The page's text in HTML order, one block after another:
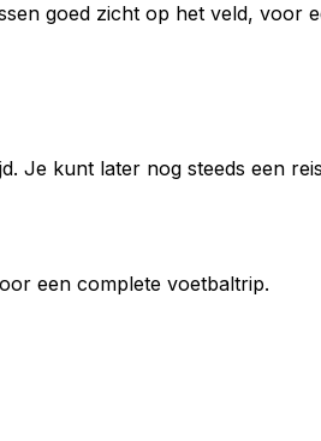
goed zicht op het veld, voor
Je kunt later nog steeds een
een complete voetbaltrip.